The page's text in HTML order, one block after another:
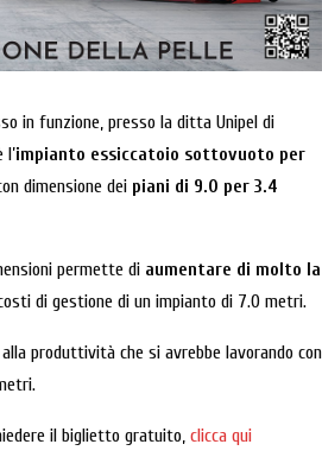
in funzione, presso la ditta Unipel di
l’impianto essiccatoio sottovuoto per
dimensione dei piani di 9.0 per 3.4
permette di aumentare di molto la
di gestione di un impianto di 7.0 metri.
produttività che si avrebbe lavorando con
il biglietto gratuito, clicca qui